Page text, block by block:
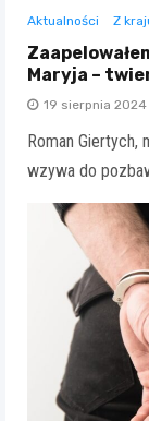
Aktualności Z
Maryja –
19 sierpnia 2024
Roman Giertych,
wzywa do